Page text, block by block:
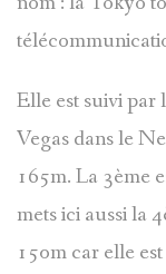
Elle est suivi par
Vegas dans le
165m. La 3ème
mets ici aussi la
150m car elle